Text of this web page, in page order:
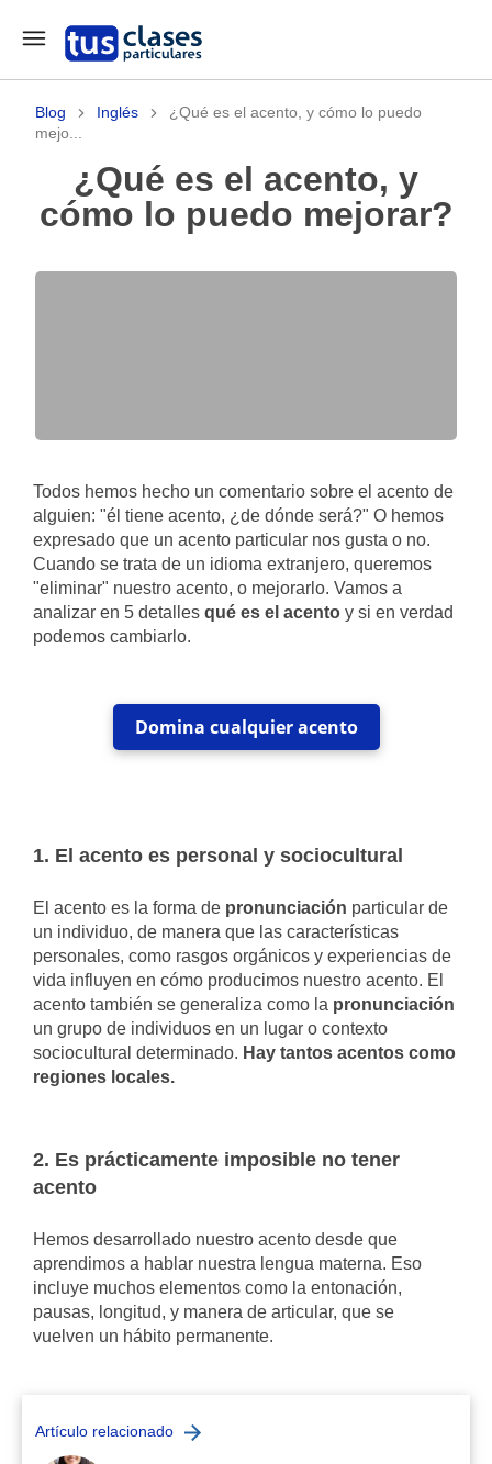
Blog Inglés
¿Qué es el acento, y cómo lo puedo
mejo...
¿Qué es el acento, y
cómo lo puedo mejorar?
Todos hemos hecho un comentario sobre el acento de
alguien: "él tiene acento, ¿de dónde será?" O hemos
expresado que un acento particular nos gusta o no.
Cuando se trata de un idioma extranjero, queremos
"eliminar" nuestro acento, o mejorarlo. Vamos a
analizar en 5 detalles qué es el acento y si en verdad
podemos cambiarlo.
Domina cualquier acento
1. El acento es personal y sociocultural
El acento es la forma de pronunciación particular de
un individuo, de manera que las características
personales, como rasgos orgánicos y experiencias de
vida influyen en cómo producimos nuestro acento. El
acento también se generaliza como la pronunciación
un grupo de individuos en un lugar o contexto
sociocultural determinado. Hay tantos acentos como
regiones locales.
2. Es prácticamente imposible no tener
acento
Hemos desarrollado nuestro acento desde que
aprendimos a hablar nuestra lengua materna. Eso
incluye muchos elementos como la entonación,
pausas, longitud, y manera de articular, que se
vuelven un hábito permanente.
Artículo relacionado